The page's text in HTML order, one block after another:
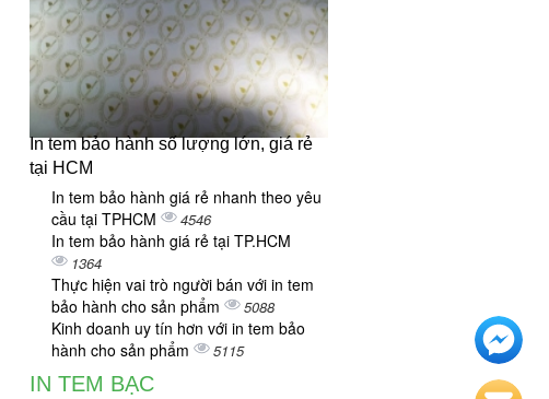
In tem bảo hành số lượng lớn, giá rẻ
tại HCM
In tem bảo hành giá rẻ nhanh theo yêu
cầu tại TPHCM
4546
In tem bảo hành giá rẻ tại TP.HCM
1364
Thực hiện vai trò người bán với in tem
bảo hành cho sản phẩm
5088
Kinh doanh uy tín hơn với in tem bảo
hành cho sản phẩm
5115
IN TEM BẠC